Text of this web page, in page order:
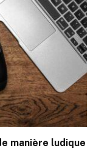
manière ludique